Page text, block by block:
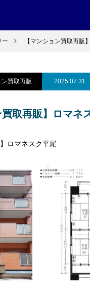
ー 【マンション買取再販
買取再販 2025.07.31
買取再販】ロマネ
ロマネスク平尾